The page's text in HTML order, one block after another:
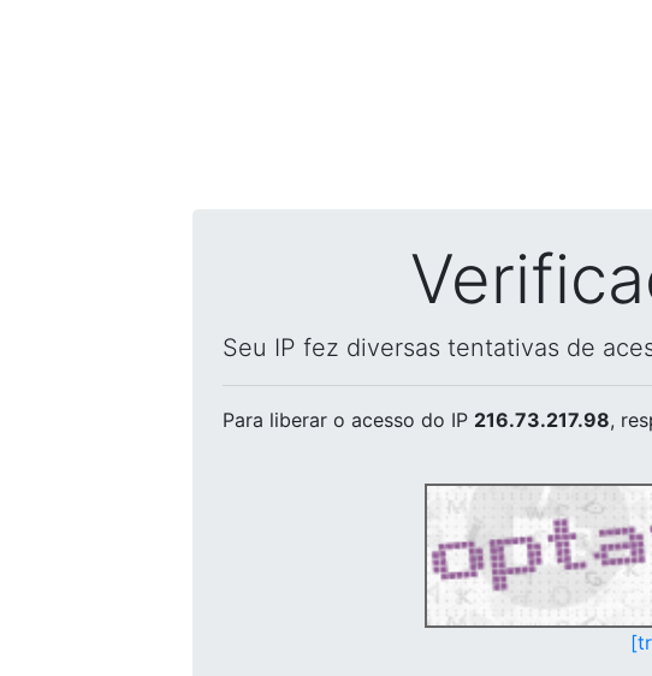
Seu IP fez diversas tentativas de
Para liberar o acesso do IP 216.73.217.98,